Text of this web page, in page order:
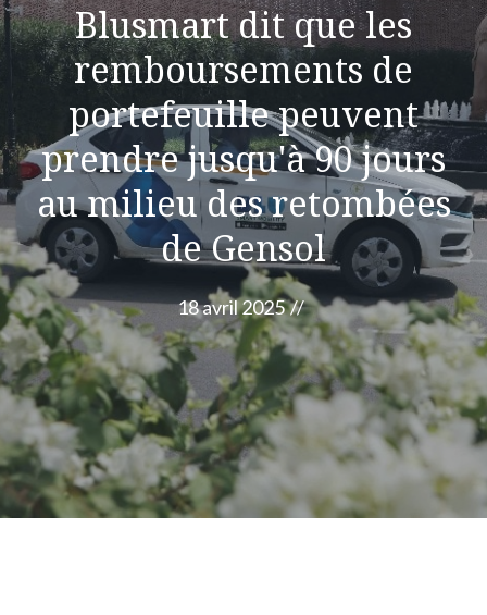
Blusmart dit que les
remboursements de
portefeuille peuvent
prendre jusqu'à 90 jours
au milieu des retombées
de Gensol
18 avril 2025 //